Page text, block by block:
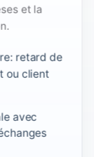
et la
retard de
ou client
avec